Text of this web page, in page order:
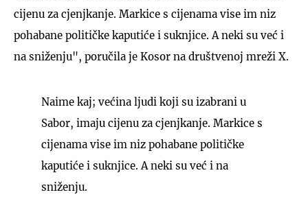
cijenu za cjenjkanje. Markice s cijenama vise im niz
pohabane političke kaputiće i suknjice. A neki su već i
na sniženju", poručila je Kosor na društvenoj mreži X.
Naime kaj; većina ljudi koji su izabrani u
Sabor, imaju cijenu za cjenjkanje. Markice s
cijenama vise im niz pohabane političke
kaputiće i suknjice. A neki su već i na
sniženju.